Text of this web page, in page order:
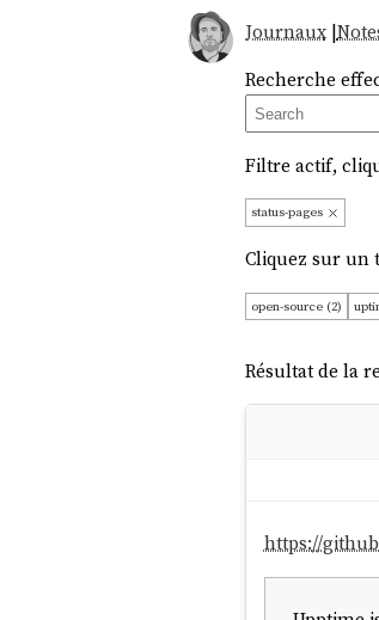
Journaux|
Recherche
Filtre actif,
status-pages
Cliquez sur un
open-source (2)
Résultat de la
https://